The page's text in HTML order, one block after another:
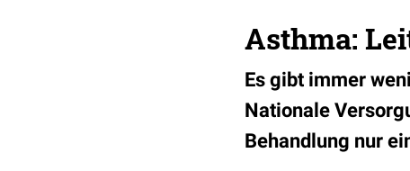
Asthma:
Es gibt immer
Nationale
Behandlung nur